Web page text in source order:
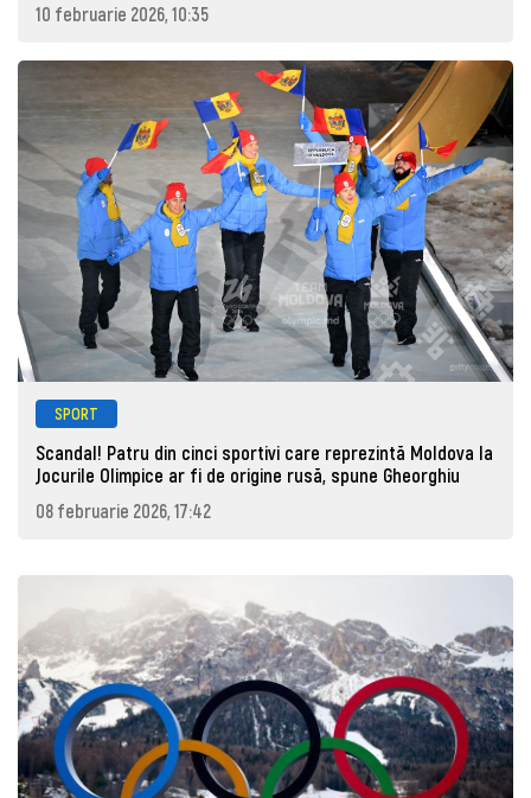
10 februarie 2026, 10:35
SPORT
Scandal! Patru din cinci sportivi care reprezintă Moldova la
Jocurile Olimpice ar fi de origine rusă, spune Gheorghiu
08 februarie 2026, 17:42